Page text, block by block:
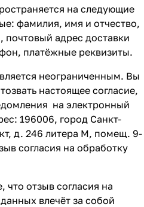
на следующие
фамилия, имя и отчество,
почтовый адрес доставки
платёжные реквизиты.
неограниченным. Вы
настоящее согласие,
на электронный
196006, город Санкт-
д. 246 литера М, помещ. 9-
согласия на обработку
отзыв согласия на
влечёт за собой